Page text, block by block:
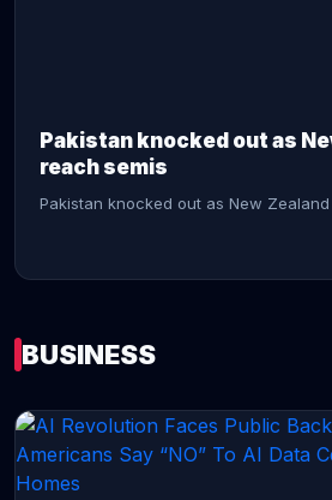
Pakistan knocked out as
reach semis
Pakistan knocked out as New Zealand
CONTINUE READING →
BUSINESS